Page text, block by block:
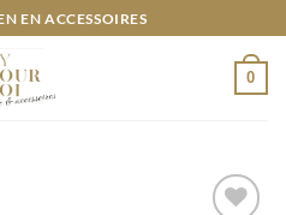
EN ACCESSOIRES
0